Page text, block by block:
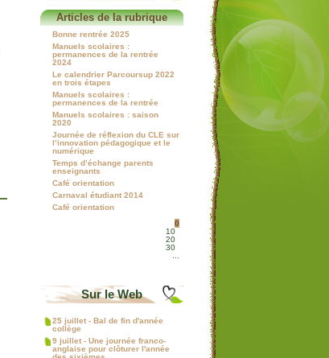
Articles de la rubrique
Bonne rentrée 2025
Manuels scolaires :
permanences de la rentrée
2024
Le calendrier Parcoursup 2022
en trois étapes
Manuels scolaires :
permanences de la rentrée
Manuels scolaires : saison
2020
Journée de réflexion du CLE sur
l’innovation pédagogique et le
numérique
Temps d’échange parents
enseignants
Café orientation
Carnaval étudiant 2014
Café orientation
0
10
20
30
Sur le Web
25 juillet - Bal de fin d'année
collège
9 juillet - Une journée franco-
anglaise pour clôturer l'année